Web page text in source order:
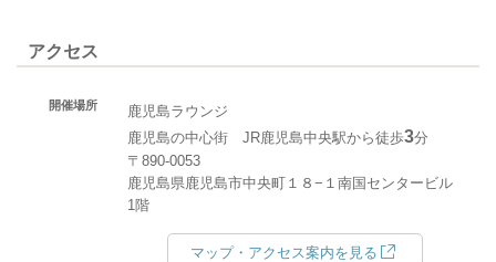
アクセス
開催場所
鹿児島ラウンジ
鹿児島の中心街 JR鹿児島中央駅から徒歩3分
〒890-0053
鹿児島県鹿児島市中央町１８−１南国センタービル
1階
マップ・アクセス案内を見る